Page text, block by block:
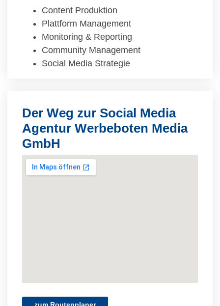
Content Produktion
Plattform Management
Monitoring & Reporting
Community Management
Social Media Strategie
Der Weg zur Social Media
Agentur Werbeboten Media
GmbH